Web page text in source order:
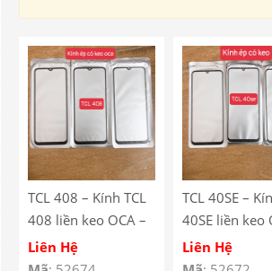
TCL 408 – Kính TCL
408 liền keo OCA –
Kính Ép Màn Hình
TCL 408 có keo OCA
Liên Hệ
TCL 40SE –
40SE liền keo
Kính Ép Màn
TCL 40SE có
Liên Hệ